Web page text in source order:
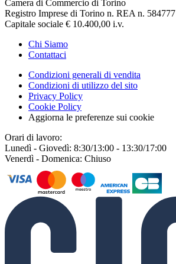
Camera di Commercio di Torino
Registro Imprese di Torino n. REA n. 584777
Capitale sociale € 10.400,00 i.v.
Chi Siamo
Contattaci
Condizioni generali di vendita
Condizioni di utilizzo del sito
Privacy Policy
Cookie Policy
Aggiorna le preferenze sui cookie
Orari di lavoro:
Lunedì - Giovedì: 8:30/13:00 - 13:30/17:00
Venerdì - Domenica: Chiuso